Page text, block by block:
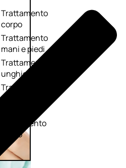
Trattamento
corpo
Trattamento
mani e piedi
Trattamento
unghie
Trattamento
anticellulite
trattamento
corpo